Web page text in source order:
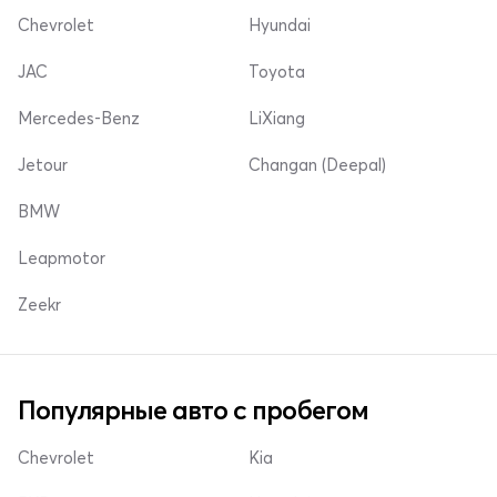
Chevrolet Hyundai
JAC
Mercedes-Benz
Jetour
Toyota
LiXiang
Changan (Deepal)
BMW
Leapmotor
Zeekr
Популярные авто с пробегом
Chevrolet Kia